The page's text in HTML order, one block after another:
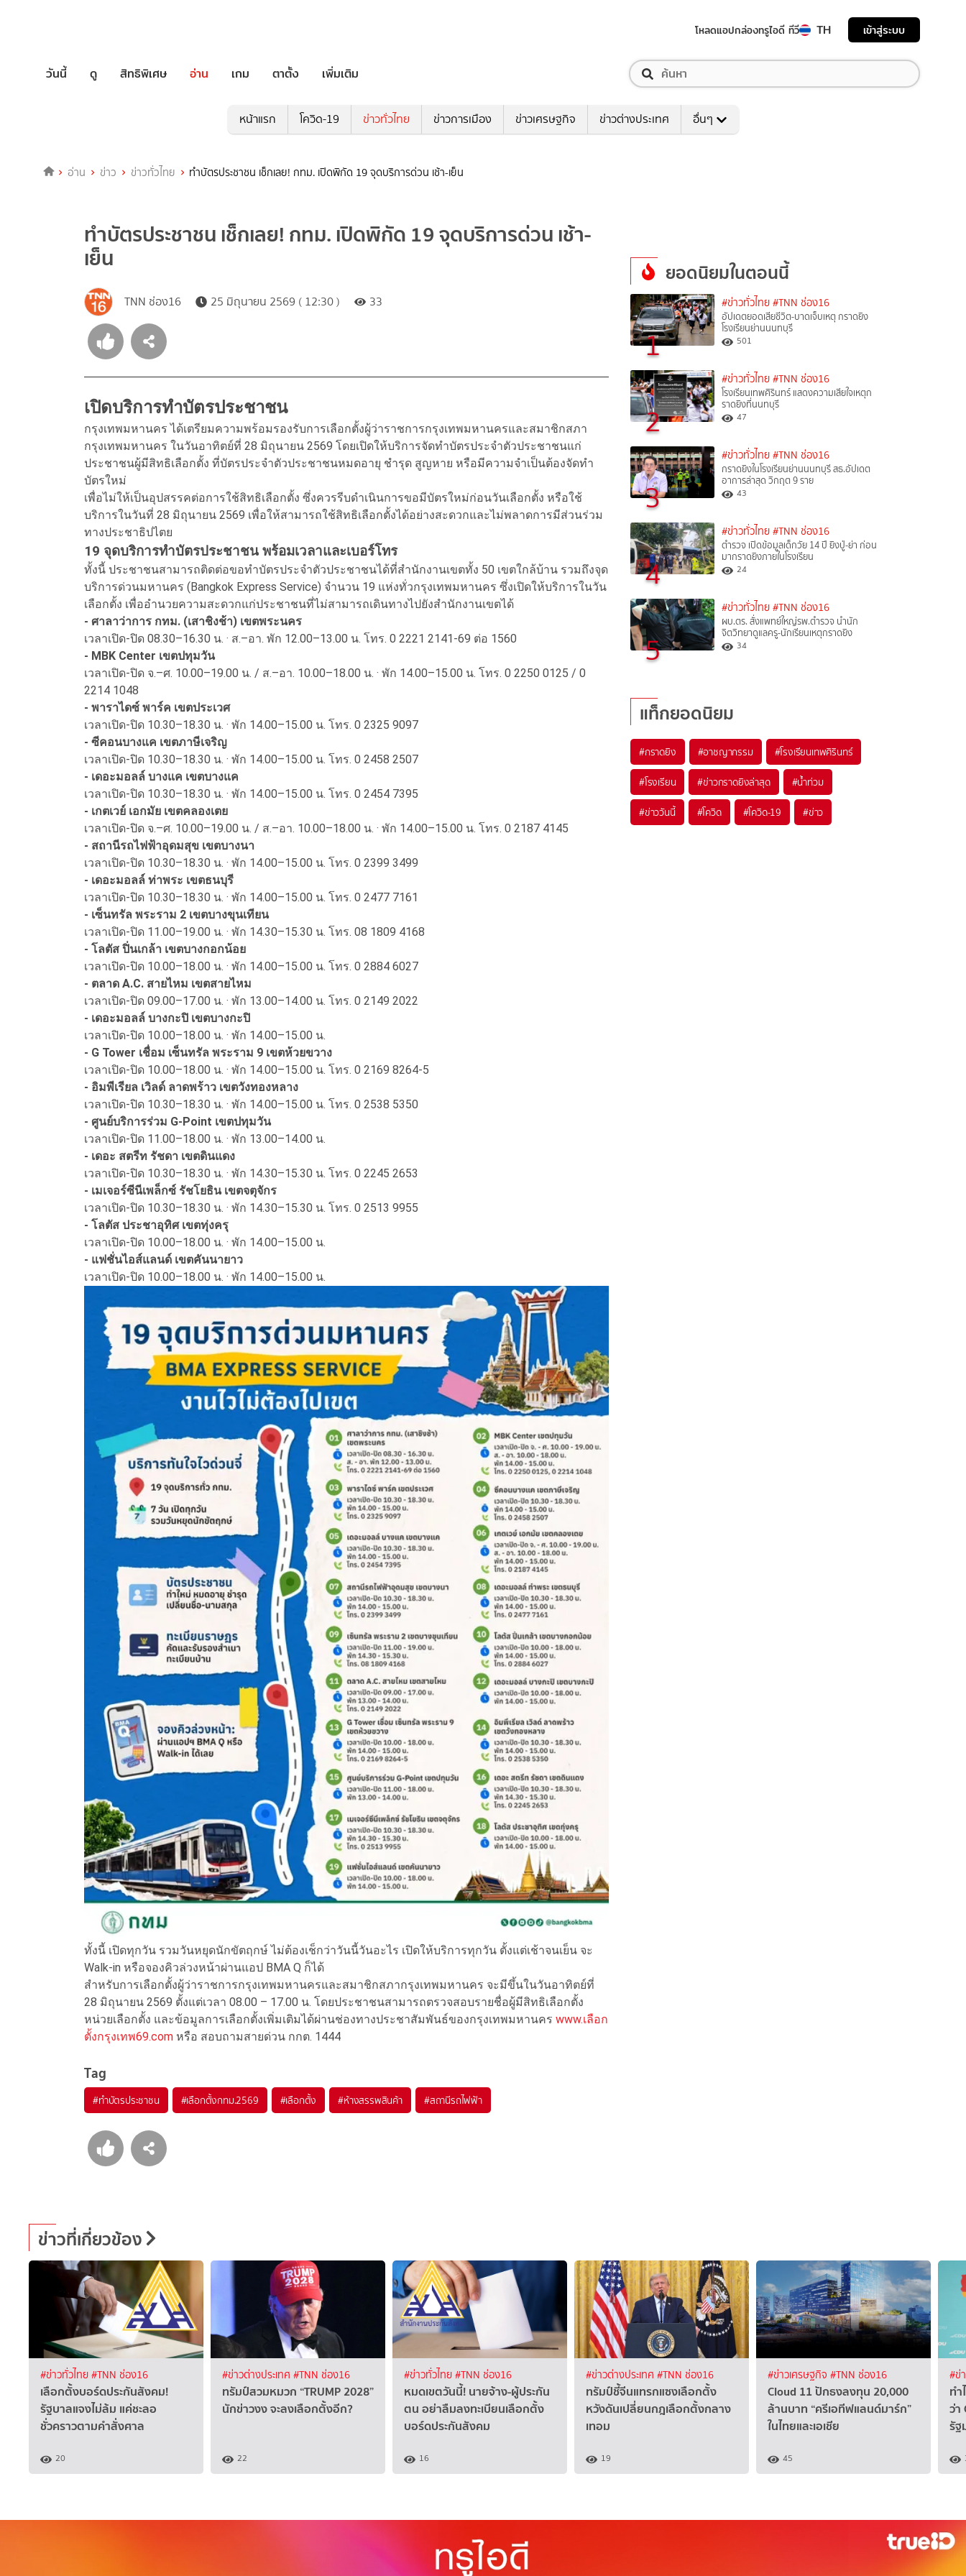
โหลดแอปกล่องทรูไอดี ทีวี TH เข้าสู่ระบบ
วันนี้ ดู สิทธิพิเศษ อ่าน เกม ตาตั้ง เพิ่มเติม
หน้าแรก โควิด-19 ข่าวทั่วไทย ข่าวการเมือง ข่าวเศรษฐกิจ ข่าวต่างประเทศ อื่นๆ
อ่าน ข่าว ข่าวทั่วไทย ทำบัตรประชาชน เช็กเลย! กทม. เปิดพิกัด 19 จุดบริการด่วน เช้า-เย็น
ทำบัตรประชาชน เช็กเลย! กทม. เปิดพิกัด 19 จุดบริการด่วน เช้า-
เย็น
TNN ช่อง16 25 มิถุนายน 2569 ( 12:30 ) 33
เปิดบริการทำบัตรประชาชน
กรุงเทพมหานคร ได้เตรียมความพร้อมรองรับการเลือกตั้งผู้ว่าราชการกรุงเทพมหานครและสมาชิกสภา
กรุงเทพมหานคร ในวันอาทิตย์ที่ 28 มิถุนายน 2569 โดยเปิดให้บริการจัดทำบัตรประจำตัวประชาชนแก่
ประชาชนผู้มีสิทธิเลือกตั้ง ที่บัตรประจำตัวประชาชนหมดอายุ ชำรุด สูญหาย หรือมีความจำเป็นต้องจัดทำ
บัตรใหม่
เพื่อไม่ให้เป็นอุปสรรคต่อการใช้สิทธิเลือกตั้ง ซึ่งควรรีบดำเนินการขอมีบัตรใหม่ก่อนวันเลือกตั้ง หรือใช้
บริการในวันที่ 28 มิถุนายน 2569 เพื่อให้สามารถใช้สิทธิเลือกตั้งได้อย่างสะดวกและไม่พลาดการมีส่วนร่วม
ทางประชาธิปไตย
19 จุดบริการทำบัตรประชาชน พร้อมเวลาและเบอร์โทร
ทั้งนี้ ประชาชนสามารถติดต่อขอทำบัตรประจำตัวประชาชนได้ที่สำนักงานเขตทั้ง 50 เขตใกล้บ้าน รวมถึงจุด
บริการด่วนมหานคร (Bangkok Express Service) จำนวน 19 แห่งทั่วกรุงเทพมหานคร ซึ่งเปิดให้บริการในวัน
เลือกตั้ง เพื่ออำนวยความสะดวกแก่ประชาชนที่ไม่สามารถเดินทางไปยังสำนักงานเขตได้
- ศาลาว่าการ กทม. (เสาชิงช้า) เขตพระนคร
เวลาเปิด-ปิด 08.30–16.30 น. · ส.–อา. พัก 12.00–13.00 น. โทร. 0 2221 2141-69 ต่อ 1560
- MBK Center เขตปทุมวัน
เวลาเปิด-ปิด จ.–ศ. 10.00–19.00 น. / ส.–อา. 10.00–18.00 น. · พัก 14.00–15.00 น. โทร. 0 2250 0125 / 0
2214 1048
- พาราไดซ์ พาร์ค เขตประเวศ
เวลาเปิด-ปิด 10.30–18.30 น. · พัก 14.00–15.00 น. โทร. 0 2325 9097
- ซีคอนบางแค เขตภาษีเจริญ
เวลาเปิด-ปิด 10.30–18.30 น. · พัก 14.00–15.00 น. โทร. 0 2458 2507
- เดอะมอลล์ บางแค เขตบางแค
เวลาเปิด-ปิด 10.30–18.30 น. · พัก 14.00–15.00 น. โทร. 0 2454 7395
- เกตเวย์ เอกมัย เขตคลองเตย
เวลาเปิด-ปิด จ.–ศ. 10.00–19.00 น. / ส.–อา. 10.00–18.00 น. · พัก 14.00–15.00 น. โทร. 0 2187 4145
- สถานีรถไฟฟ้าอุดมสุข เขตบางนา
เวลาเปิด-ปิด 10.30–18.30 น. · พัก 14.00–15.00 น. โทร. 0 2399 3499
- เดอะมอลล์ ท่าพระ เขตธนบุรี
เวลาเปิด-ปิด 10.30–18.30 น. · พัก 14.00–15.00 น. โทร. 0 2477 7161
- เซ็นทรัล พระราม 2 เขตบางขุนเทียน
เวลาเปิด-ปิด 11.00–19.00 น. · พัก 14.30–15.30 น. โทร. 08 1809 4168
- โลตัส ปิ่นเกล้า เขตบางกอกน้อย
เวลาเปิด-ปิด 10.00–18.00 น. · พัก 14.00–15.00 น. โทร. 0 2884 6027
- ตลาด A.C. สายไหม เขตสายไหม
เวลาเปิด-ปิด 09.00–17.00 น. · พัก 13.00–14.00 น. โทร. 0 2149 2022
- เดอะมอลล์ บางกะปิ เขตบางกะปิ
เวลาเปิด-ปิด 10.00–18.00 น. · พัก 14.00–15.00 น.
- G Tower เชื่อม เซ็นทรัล พระราม 9 เขตห้วยขวาง
เวลาเปิด-ปิด 10.00–18.00 น. · พัก 14.00–15.00 น. โทร. 0 2169 8264-5
- อิมพีเรียล เวิลด์ ลาดพร้าว เขตวังทองหลาง
เวลาเปิด-ปิด 10.30–18.30 น. · พัก 14.00–15.00 น. โทร. 0 2538 5350
- ศูนย์บริการร่วม G-Point เขตปทุมวัน
เวลาเปิด-ปิด 11.00–18.00 น. · พัก 13.00–14.00 น.
- เดอะ สตรีท รัชดา เขตดินแดง
เวลาเปิด-ปิด 10.30–18.30 น. · พัก 14.30–15.30 น. โทร. 0 2245 2653
- เมเจอร์ซีนีเพล็กซ์ รัชโยธิน เขตจตุจักร
เวลาเปิด-ปิด 10.30–18.30 น. · พัก 14.30–15.30 น. โทร. 0 2513 9955
- โลตัส ประชาอุทิศ เขตทุ่งครุ
เวลาเปิด-ปิด 10.00–18.00 น. · พัก 14.00–15.00 น.
- แฟชั่นไอส์แลนด์ เขตคันนายาว
เวลาเปิด-ปิด 10.00–18.00 น. · พัก 14.00–15.00 น.
ทั้งนี้ เปิดทุกวัน รวมวันหยุดนักขัตฤกษ์ ไม่ต้องเช็กว่าวันนี้วันอะไร เปิดให้บริการทุกวัน ตั้งแต่เช้าจนเย็น จะ
Walk-in หรือจองคิวล่วงหน้าผ่านแอป BMA Q ก็ได้
สำหรับการเลือกตั้งผู้ว่าราชการกรุงเทพมหานครและสมาชิกสภากรุงเทพมหานคร จะมีขึ้นในวันอาทิตย์ที่
28 มิถุนายน 2569 ตั้งแต่เวลา 08.00 – 17.00 น. โดยประชาชนสามารถตรวจสอบรายชื่อผู้มีสิทธิเลือกตั้ง
หน่วยเลือกตั้ง และข้อมูลการเลือกตั้งเพิ่มเติมได้ผ่านช่องทางประชาสัมพันธ์ของกรุงเทพมหานคร www.เลือก
ตั้งกรุงเทพ69.com หรือ สอบถามสายด่วน กกต. 1444
Tag
#ทำบัตรประชาชน #เลือกตั้งกทม.2569 #เลือกตั้ง #ห้างสรรพสินค้า #สถานีรถไฟฟ้า
ยอดนิยมในตอนนี้
1
#ข่าวทั่วไทย #TNN ช่อง16
อัปเดตยอดเสียชีวิต-บาดเจ็บเหตุ กราดยิง
โรงเรียนย่านนนทบุรี
501
2
#ข่าวทั่วไทย #TNN ช่อง16
โรงเรียนเทพศิรินทร์ แสดงความเสียใจเหตุก
ราดยิงที่นนทบุรี
47
3
#ข่าวทั่วไทย #TNN ช่อง16
กราดยิงในโรงเรียนย่านนนทบุรี สธ.อัปเดต
อาการล่าสุด วิกฤต 9 ราย
43
4
#ข่าวทั่วไทย #TNN ช่อง16
ตำรวจ เปิดข้อมูลเด็กวัย 14 ปี ยิงปู่-ย่า ก่อน
มากราดยิงภายในโรงเรียน
24
5
#ข่าวทั่วไทย #TNN ช่อง16
ผบ.ตร. สั่งแพทย์ใหญ่รพ.ตำรวจ นำนัก
จิตวิทยาดูแลครู-นักเรียนเหตุกราดยิง
34
แท็กยอดนิยม
#กราดยิง #อาชญากรรม #โรงเรียนเทพศิรินทร์
#โรงเรียน #ข่าวกราดยิงล่าสุด #น้ำท่วม
#ข่าววันนี้ #โควิด #โควิด-19 #ข่าว
ข่าวที่เกี่ยวข้อง
#ข่าวทั่วไทย#TNN ช่อง16
เลือกตั้งบอร์ดประกันสังคม!
รัฐบาลแจงไม่ล้ม แค่ชะลอ
ชั่วคราวตามคำสั่งศาล
20
#ข่าวต่างประเทศ #TNN ช่อง16
ทรัมป์สวมหมวก “TRUMP 2028”
นักข่าวงง จะลงเลือกตั้งอีก?
22
#ข่าวทั่วไทย#TNN ช่อง16
หมดเขตวันนี้! นายจ้าง-ผู้ประกัน
ตน อย่าลืมลงทะเบียนเลือกตั้ง
บอร์ดประกันสังคม
16
#ข่าวต่างประเทศ #TNN ช่อง16
ทรัมป์ชี้จีนแทรกแซงเลือกตั้ง
หวังดันเปลี่ยนกฎเลือกตั้งกลาง
เทอม
19
#ข่าวเศรษฐกิจ #TNN ช่อง16
Cloud 11 ปักธงลงทุน 20,000
ล้านบาท “ครีเอทีฟแลนด์มาร์ก”
ในไทยและเอเชีย
45
#ข่
ทำ
ว่า
รัฐ